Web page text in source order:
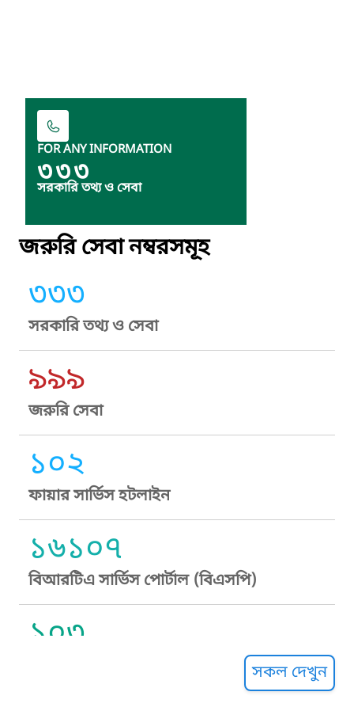
FOR ANY INFORMATION
৩৩৩
সরকারি তথ্য ও সেবা
জরুরি সেবা নম্বরসমূহ
৩৩৩
সরকারি তথ্য ও সেবা
৯৯৯
জরুরি সেবা
১০২
ফায়ার সার্ভিস হটলাইন
১৬১০৭
বিআরটিএ সার্ভিস পোর্টাল (বিএসপি)
১০৩
সকল দেখুন